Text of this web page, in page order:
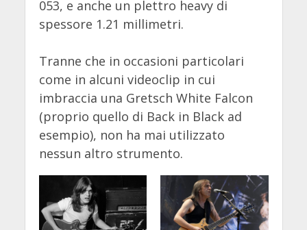
053, e anche un plettro heavy di
spessore 1.21 millimetri.
Tranne che in occasioni particolari
come in alcuni videoclip in cui
imbraccia una Gretsch White Falcon
(proprio quello di Back in Black ad
esempio), non ha mai utilizzato
nessun altro strumento.